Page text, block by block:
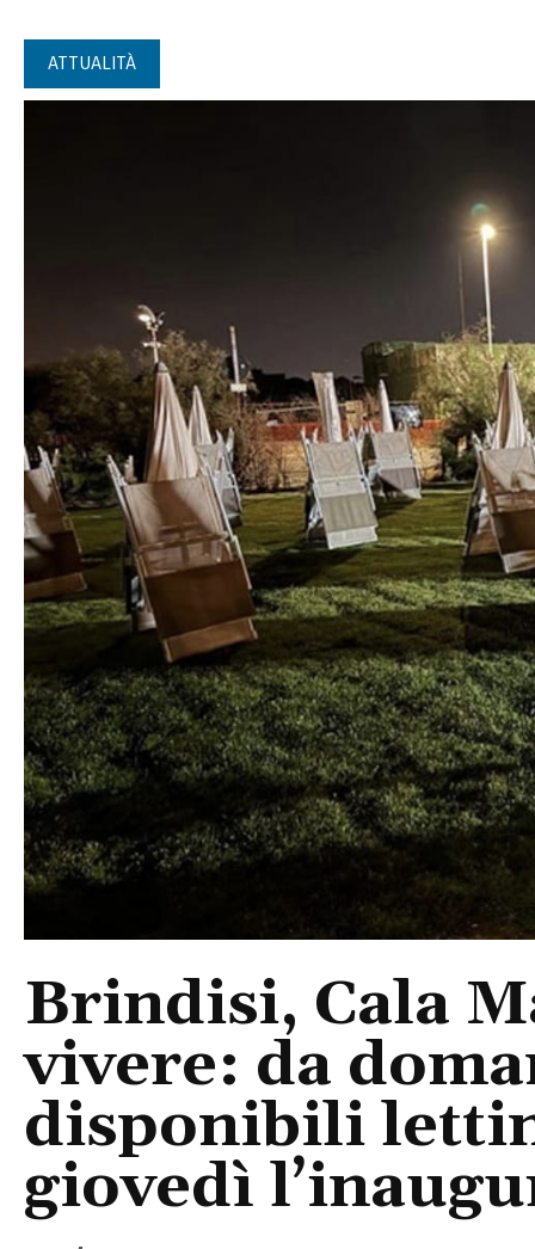
ATTUALITÀ
Brindisi, Cala
vivere: da
disponibili
giovedì